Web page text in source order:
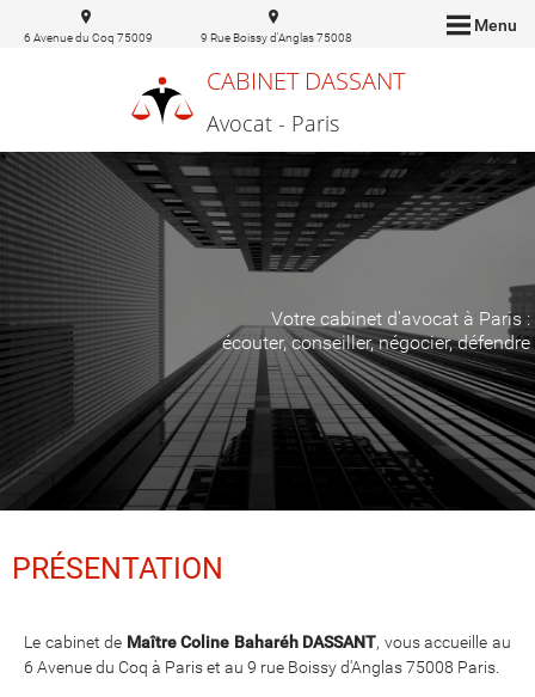
Menu
CABINET DASSANT
Avocat - Paris
6 Avenue du Coq 75009
9 Rue Boissy d'Anglas 75008
Votre cabinet d'avocat à Paris :
écouter, conseiller, négocier, défendre
PRÉSENTATION
Le cabinet de Maître Coline Baharéh DASSANT, vous accueille au
6 Avenue du Coq à Paris et au 9 rue Boissy d'Anglas 75008 Paris.